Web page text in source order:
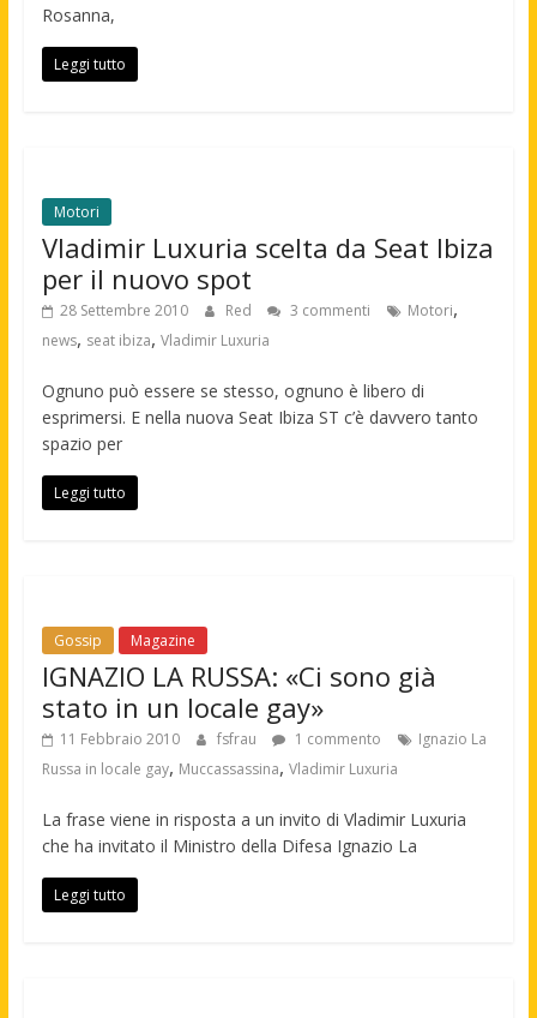
Rosanna,
Leggi tutto
Motori
Vladimir Luxuria scelta da Seat Ibiza
per il nuovo spot
28 Settembre 2010 Red 3 commenti Motori,
news, seat ibiza, Vladimir Luxuria
Ognuno può essere se stesso, ognuno è libero di
esprimersi. E nella nuova Seat Ibiza ST c’è davvero tanto
spazio per
Leggi tutto
Gossip Magazine
IGNAZIO LA RUSSA: «Ci sono già
stato in un locale gay»
11 Febbraio 2010 fsfrau 1 commento
Ignazio La
Russa in locale gay, Muccassassina, Vladimir Luxuria
La frase viene in risposta a un invito di Vladimir Luxuria
che ha invitato il Ministro della Difesa Ignazio La
Leggi tutto